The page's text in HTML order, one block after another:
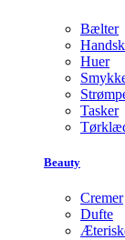
Bælter
Huer
Tasker
Beauty
Cremer
Dufte